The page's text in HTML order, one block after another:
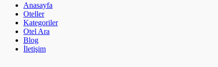
Anasayfa
Oteller
Kategoriler
Otel Ara
Blog
İletişim